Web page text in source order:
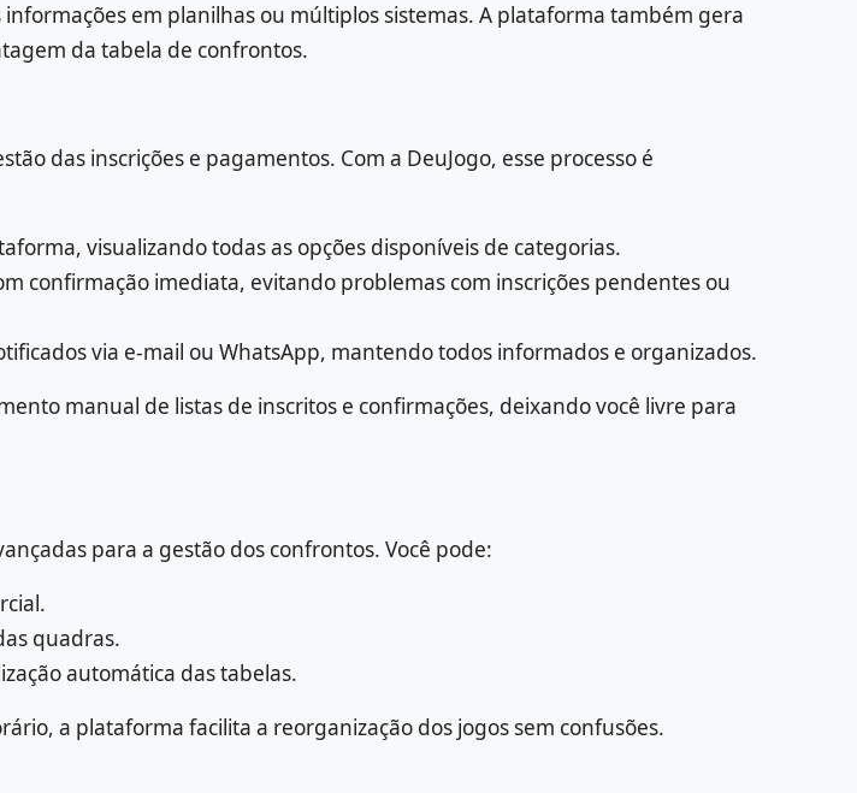
em planilhas ou múltiplos sistemas. A plataforma também gera
da tabela de confrontos.
das inscrições e pagamentos. Com a DeuJogo, esse processo é
visualizando todas as opções disponíveis de categorias.
confirmação imediata, evitando problemas com inscrições pendentes ou
via e-mail ou WhatsApp, mantendo todos informados e organizados.
manual de listas de inscritos e confirmações, deixando você livre para
para a gestão dos confrontos. Você pode:
quadras.
automática das tabelas.
a plataforma facilita a reorganização dos jogos sem confusões.